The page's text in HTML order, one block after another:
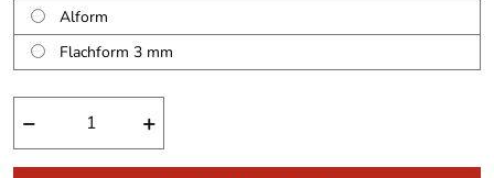
Alform
Flachform 3 mm
− +